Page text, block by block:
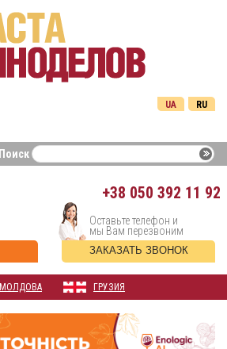
RU
UA
Поиск
+38 050 392 11 92
Оставьте телефон и
мы Вам перезвоним
ЗАКАЗАТЬ ЗВОНОК
МОЛДОВА ГРУЗИЯ